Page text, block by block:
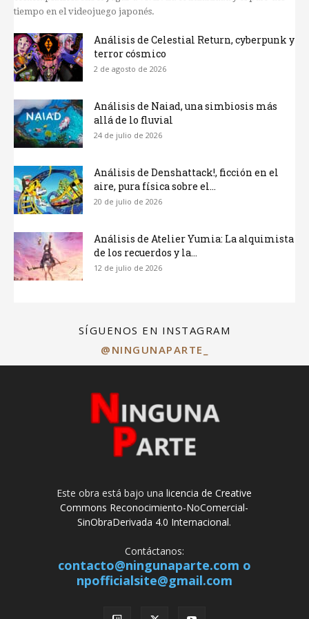
tiempo en el videojuego japonés.
Análisis de Celestial Return, cyberpunk y
terror cósmico
2 de agosto de 2026
Análisis de Naiad, una simbiosis más
allá de lo fluvial
24 de julio de 2026
Análisis de Denshattack!, ficción en el
aire, pura física sobre el...
20 de julio de 2026
Análisis de Atelier Yumia: La alquimista
de los recuerdos y la...
12 de julio de 2026
SÍGUENOS EN INSTAGRAM
@NINGUNAPARTE_
Este obra está bajo unalicencia de Creative
Commons Reconocimiento-NoComercial-
SinObraDerivada 4.0 Internacional.
Contáctanos:
contacto@ningunaparte.com o
npofficialsite@gmail.com